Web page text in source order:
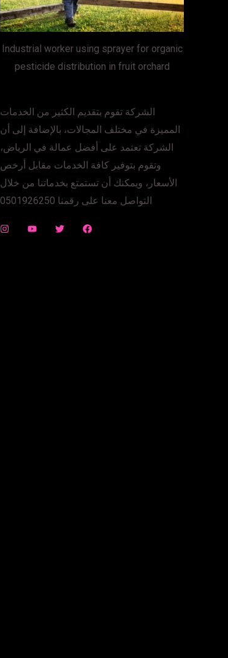
Industrial worker using sprayer for organic
pesticide distribution in fruit orchard
الشركة تقوم بتقديم الكثير من الخدمات
المميزة في مختلف المجالات، بالإضافة إلى أن
الشركة تعتمد على أفضل عمالة في الرياض،
وتقوم بتوفير كافة الخدمات مقابل أرخص
الأسعار، ويمكنك أن تستمتع بخدماتنا من خلال
التواصل معنا على رقمنا 0501926250